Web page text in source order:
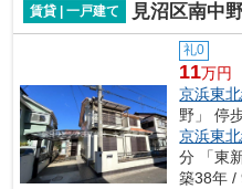
賃貸 | 一戸建て 見沼区南中
礼0
11万円
京浜東
野」 停
京浜東
分 「東
築38年 /